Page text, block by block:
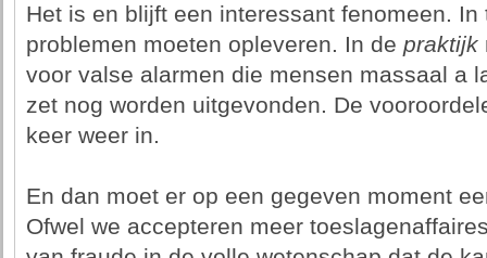
Het is en blijft een interessant fenomeen.
problemen moeten opleveren. In de praktijk
voor valse alarmen die mensen massaal a
zet nog worden uitgevonden. De
keer weer in.
En dan moet er op een gegeven moment
Ofwel we accepteren meer